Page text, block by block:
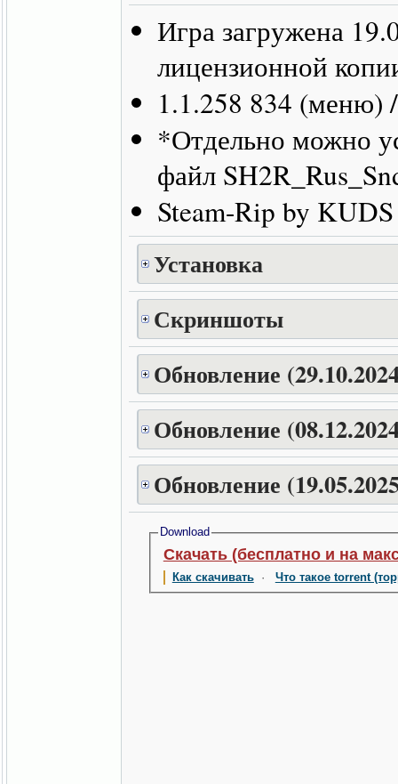
Игра загружена
лицензионной
1.1.258 834 (меню)
*Отдельно можно
файл
Steam-Rip by KUDS
Установка
Скриншоты
Обновление
Обновление
Обновление
Download
Скачать (бесплатно и на
Как скачивать· Что такое torrent